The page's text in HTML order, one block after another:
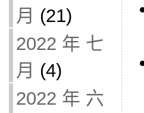
月 (21)
2022 年 七
月 (4)
2022 年 六